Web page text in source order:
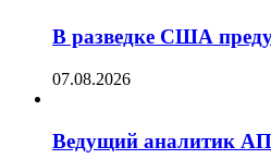
В разведке США
07.08.2026
Ведущий аналитик